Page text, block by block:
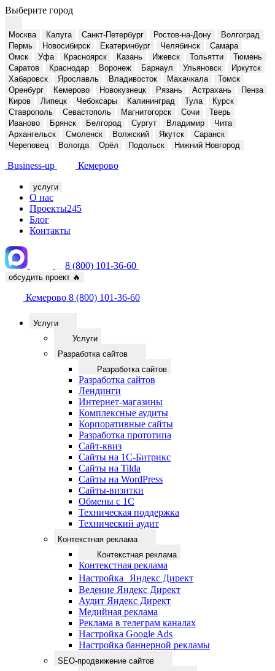
Выберите город
Москва Калуга Санкт-Петербург Ростов-на-Дону
Волгоград
Пермь
Новосибирск Екатеринбург Челябинск
Самара
Омск
Уфа Красноярск Казань Ижевск Тольятти
Тюмень
Саратов
Краснодар Воронеж Барнаул Ульяновск
Иркутск
Хабаровск
Ярославль Владивосток Махачкала
Томск
Оренбург
Кемерово Новокузнецк Рязань Астрахань
Пенза
Киров
Липецк Чебоксары Калининград Тула
Курск
Ставрополь
Севастополь Магнитогорск Сочи
Тверь
Иваново
Брянск Белгород Сургут Владимир
Чита
Архангельск
Смоленск Волжский Якутск
Саранск
Череповец
Вологда Орёл Подольск Нижний Новгород
Business-up Кемерово
услуги
О нас
Проекты245
Блог
Контакты
8 (800) 101-36-60
обсудить проект 🔥
Кемерово 8 (800) 101-36-60
Услуги
Услуги
Разработка сайтов
Разработка сайтов
Разработка сайтов
Лендинги
Интернет-магазины
Комплексные аудиты
Корпоративные сайты
Разработка прототипа
Сайт-квиз
Сайты на 1С-Битрикс
Сайты на Tilda
Сайты на WordPress
Сайты-визитки
Обмены с 1С
Техническая поддержка
Технический аудит
Контекстная реклама
Контекстная реклама
Контекстная реклама
Настройка Яндекс Директ
Ведение Яндекс Директ
Аудит Яндекс Директ
Медийная реклама
Реклама в телеграм каналах
Настройка Google Ads
Настройка баннерной рекламы
SEO-продвижение сайтов